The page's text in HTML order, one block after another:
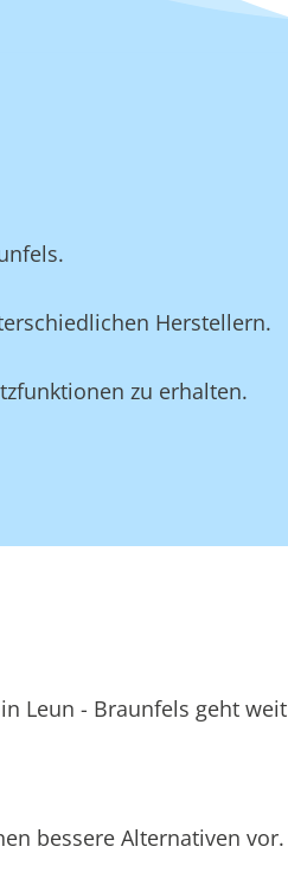
Herstellern.
zu erhalten.
Leun - Braunfels geht weit
bessere Alternativen vor.